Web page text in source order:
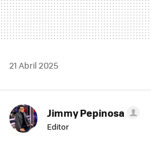
21 Abril 2025
Jimmy Pepinosa
Editor